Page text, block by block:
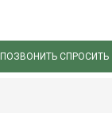
ПОЗВОНИТЬ СПРОСИТЬ